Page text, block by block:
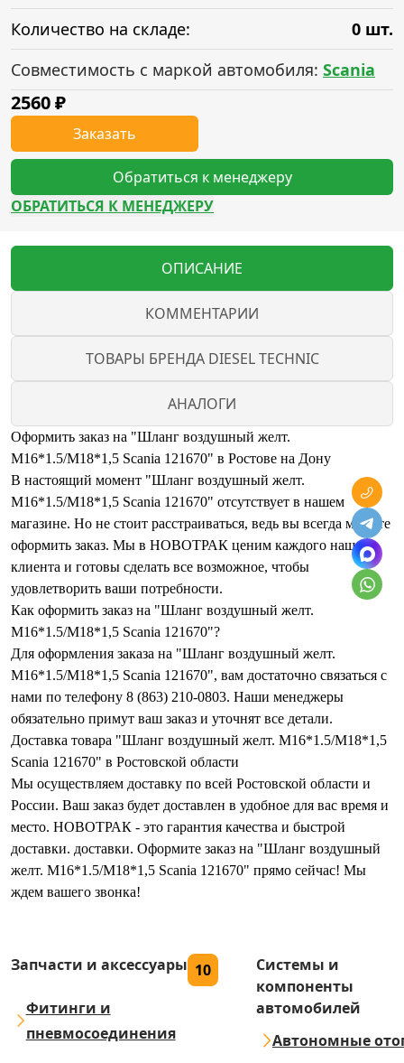
Количество на складе:
0 шт.
Совместимость с маркой автомобиля: Scania
2560₽
Заказать
Обратиться к менеджеру
ОБРАТИТЬСЯ К МЕНЕДЖЕРУ
ОПИСАНИЕ
КОММЕНТАРИИ
ТОВАРЫ БРЕНДА DIESEL TECHNIC
АНАЛОГИ
Оформить заказ на "Шланг воздушный желт.
M16*1.5/M18*1,5 Scania 121670" в Ростове на Дону
В настоящий момент "Шланг воздушный желт.
M16*1.5/M18*1,5 Scania 121670" отсутствует в нашем
магазине. Но не стоит расстраиваться, ведь вы всегда можете
оформить заказ. Мы в НОВОТРАК ценим каждого нашего
клиента и готовы сделать все возможное, чтобы
удовлетворить ваши потребности.
Как оформить заказ на "Шланг воздушный желт.
M16*1.5/M18*1,5 Scania 121670"?
Для оформления заказа на "Шланг воздушный желт.
M16*1.5/M18*1,5 Scania 121670", вам достаточно связаться с
нами по телефону 8 (863) 210-0803. Наши менеджеры
обязательно примут ваш заказ и уточнят все детали.
Доставка товара "Шланг воздушный желт. M16*1.5/M18*1,5
Scania 121670" в Ростовской области
Мы осуществляем доставку по всей Ростовской области и
России. Ваш заказ будет доставлен в удобное для вас время и
место. НОВОТРАК - это гарантия качества и быстрой
доставки. доставки. Оформите заказ на "Шланг воздушный
желт. M16*1.5/M18*1,5 Scania 121670" прямо сейчас! Мы
ждем вашего звонка!
Запчасти и аксессуары 10
Фитинги и
пневмосоединения
Системы и
компоненты
автомобилей
Автономные